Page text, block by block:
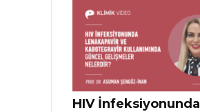
HIV İnfeksiyonunda